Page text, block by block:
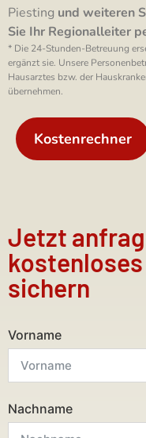
Piesting und weiteren
Sie Ihr Regionalleiter
* Die 24-Stunden-Betreuung
ergänzt sie. Unsere
Hausarztes bzw. der
übernehmen.
Kostenrechner
Jetzt
sichern
Vorname
Nachname